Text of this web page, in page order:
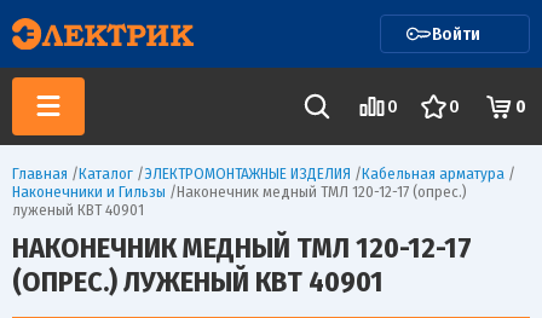
Войти
0 0 0
Главная /Каталог /ЭЛЕКТРОМОНТАЖНЫЕ ИЗДЕЛИЯ /Кабельная арматура /
Наконечники и Гильзы /Наконечник медный ТМЛ 120-12-17 (опрес.)
луженый КВТ 40901
НАКОНЕЧНИК МЕДНЫЙ ТМЛ 120-12-17
(ОПРЕС.) ЛУЖЕНЫЙ КВТ 40901